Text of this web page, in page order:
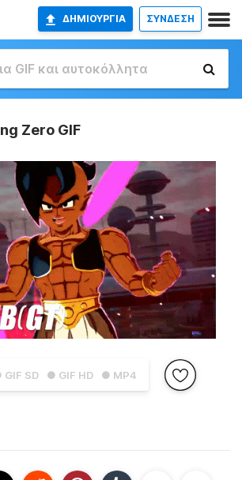
ΔΗΜΙΟΥΡΓΊΑ ΣΥΝΔΕΣΗ
Zero GIF
GIF SD ● GIF HD ● MP4